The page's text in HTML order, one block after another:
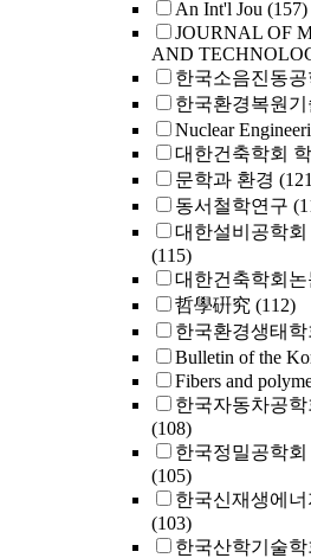
An Int'l Jou (157)
JOURNAL OF
AND
한국소음진동
한국환경복원기
Nuclear
대한건축학회
문학과 환경
동서철학연구
대한설비공학
(115)
대한건축학회논
哲學硏究 (112)
한국환경생태학
Bulletin of the
Fibers and
한국자동차공
(108)
한국정밀공학
(105)
한국신재생에
(103)
한국산학기술학